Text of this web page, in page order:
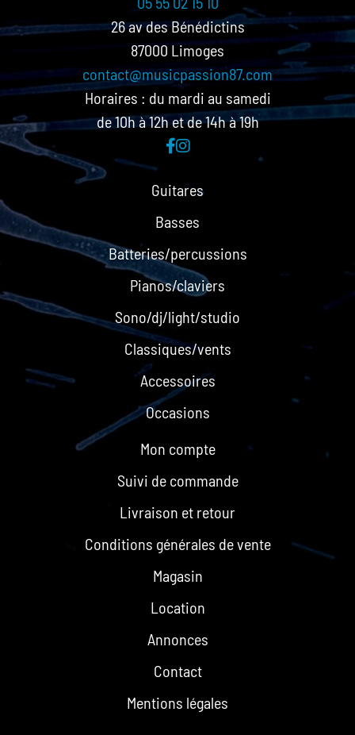
Guitares
Basses
Batteries/percussions
Pianos/claviers
Sono/dj/light/studio
Classiques/vents
Accessoires
Occasions
26 av des Bénédictins
87000 Limoges
contact@musicpassion87.com
Horaires : du mardi au samedi
de 10h à 12h et de 14h à 19h
Mon compte
Suivi de commande
Livraison et retour
Conditions générales de vente
Magasin
Location
Annonces
Contact
Mentions légales